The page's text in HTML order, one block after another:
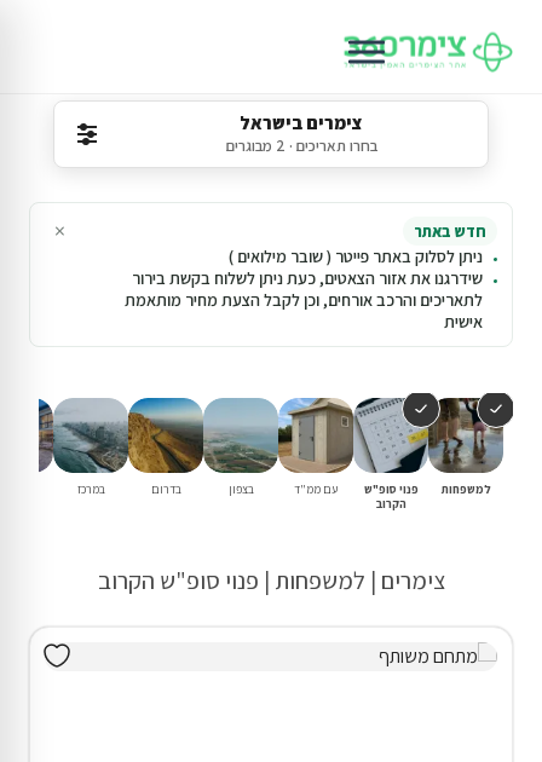
צימרים בישראל
בחרו תאריכים · 2 מבוגרים
חדש באתר
ניתן לסלוק באתר פייטר ( שובר מילואים )
שידרגנו את אזור הצאטים, כעת ניתן לשלוח בקשת בירור
לתאריכים והרכב אורחים, וכן לקבל הצעת מחיר מותאמת
אישית
×
למשפחות
פנוי סופ"ש
הקרוב
עם ממ"ד בצפון בדרום במרכז
צימרים | למשפחות | פנוי סופ"ש הקרוב